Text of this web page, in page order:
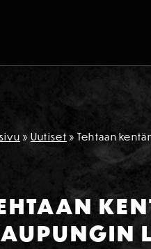
» Uutiset » Tehtaan